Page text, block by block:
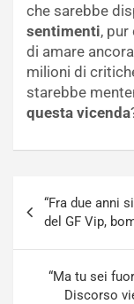
che sarebbe
sentimenti,
di amare
milioni di
starebbe
questa vicenda
articoli
“Fra due anni
del GF Vip,
“Ma tu sei
Discorso